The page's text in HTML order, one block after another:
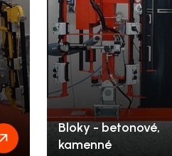
Bloky - betonové,
kamenné